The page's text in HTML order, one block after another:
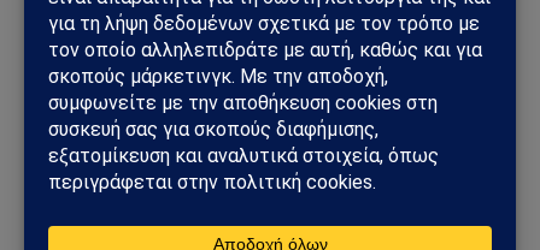
στρατιωτική επιχείρηση – Στο επίκεντρο Ερυθρά Θάλασσα και
Bab al-Mandab
Φωτιά στη Δυτική Αττική: Πύρινος κλοιός στα Μέγαρα –
Εκκενώσεις με 112 και μάχη με τις φλόγες
Μέγαρα: Γυναίκα παρασύρθηκε από συρμό του Προαστιακού –
Ανασύρθηκε χωρίς τις αισθήσεις της
ΗΠΑ – Ιράν: Νέος γύρος αμερικανικών βομβαρδισμών μετά την